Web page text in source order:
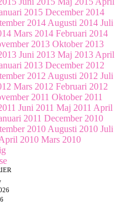
2015 December 2014
2014 Augusti 2014 Juli
Mars 2014 Februari 2014
2013 Oktober 2013
Juni 2013 Maj 2013 April
2013 December 2012
2012 Augusti 2012 Juli
Mars 2012 Februari 2012
2011 Oktober 2011
Juni 2011 Maj 2011 April
2011 December 2010
2010 Augusti 2010 Juli
2010 Mars 2010